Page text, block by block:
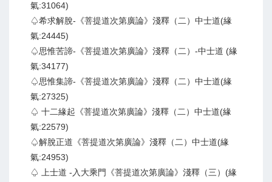
氣:31064)
♤希求解脫-《菩提道次第廣論》淺釋（二）中士道(緣
氣:24445)
♤思惟苦諦-《菩提道次第廣論》淺釋（二）-中士道 (緣
氣:34177)
♤思惟集諦-《菩提道次第廣論》淺釋（二）中士道(緣
氣:27325)
♤ 十二緣起《菩提道次第廣論》淺釋（二）中士道(緣
氣:22579)
♤解脫正道《菩提道次第廣論》淺釋（二）中士道(緣
氣:24953)
♤ 上士道 -入大乘門《菩提道次第廣論》淺釋（三）(緣